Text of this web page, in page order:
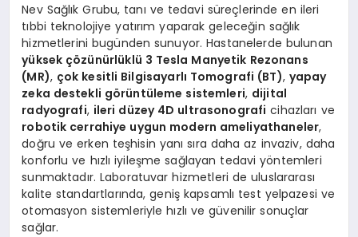
Nev Sağlık Grubu, tanı ve tedavi süreçlerinde en ileri
tıbbi teknolojiye yatırım yaparak geleceğin sağlık
hizmetlerini bugünden sunuyor. Hastanelerde bulunan
yüksek çözünürlüklü 3 Tesla Manyetik Rezonans
(MR), çok kesitli Bilgisayarlı Tomografi (BT), yapay
zeka destekli görüntüleme sistemleri, dijital
radyografi, ileri düzey 4D ultrasonografi cihazları ve
robotik cerrahiye uygun modern ameliyathaneler,
doğru ve erken teşhisin yanı sıra daha az invaziv, daha
konforlu ve hızlı iyileşme sağlayan tedavi yöntemleri
sunmaktadır. Laboratuvar hizmetleri de uluslararası
kalite standartlarında, geniş kapsamlı test yelpazesi ve
otomasyon sistemleriyle hızlı ve güvenilir sonuçlar
sağlar.